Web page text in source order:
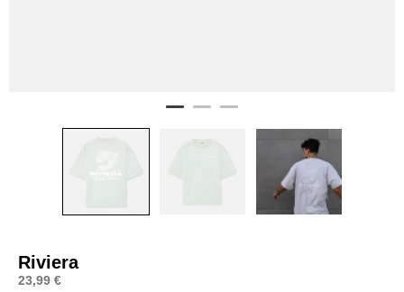
Riviera
23,99 €